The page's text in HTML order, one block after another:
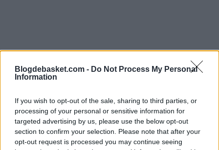
Blogdebasket.com - Do Not Process My Personal
Information
If you wish to opt-out of the sale, sharing to third parties, or
processing of your personal or sensitive information for
targeted advertising by us, please use the below opt-out
section to confirm your selection. Please note that after your
opt-out request is processed you may continue seeing